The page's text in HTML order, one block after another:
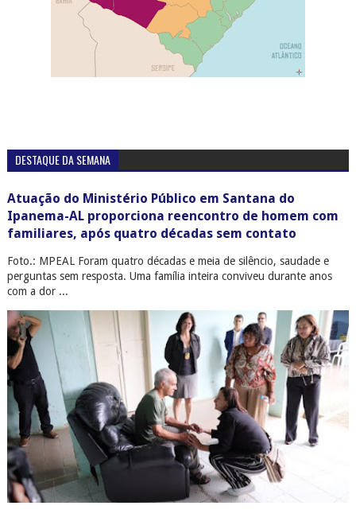
DESTAQUE DA SEMANA
Atuação do Ministério Público em Santana do
Ipanema-AL proporciona reencontro de homem com
familiares, após quatro décadas sem contato
Foto.: MPEAL Foram quatro décadas e meia de silêncio, saudade e
perguntas sem resposta. Uma família inteira conviveu durante anos
com a dor ...